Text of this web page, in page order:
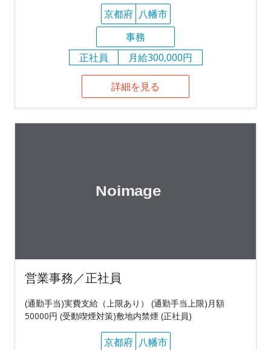
京都府 八幡市
事務
正社員
月給300,000円
詳細を見る
営業事務／正社員
(通勤手当)実費支給（上限あり） (通勤手当上限)月額
50000円 (受動喫煙対策)敷地内禁煙 (正社員)
京都府 八幡市